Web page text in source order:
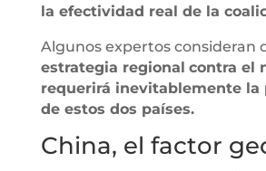
la efectividad real de la
Algunos expertos consideran
estrategia regional contra el
requerirá inevitablemente la
de estos dos países.
China, el factor